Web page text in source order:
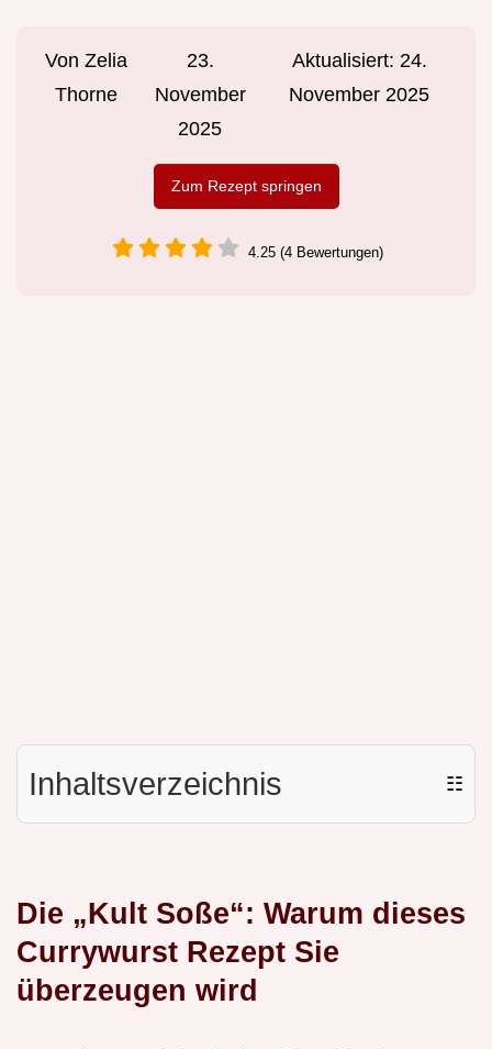
VonZelia
Thorne
23.
November
2025
Aktualisiert: 24.
November 2025
Zum Rezept springen
4.25 (4 Bewertungen)
Inhaltsverzeichnis ☷
Die „Kult Soße“: Warum dieses
Currywurst Rezept Sie
überzeugen wird